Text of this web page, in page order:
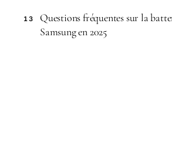
13
Questions fréquentes sur la
Samsung en 2025